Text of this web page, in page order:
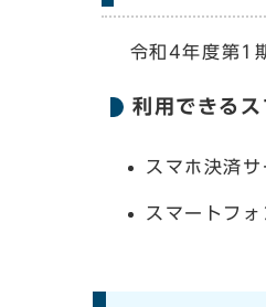
令和4年度第1期
利用できるス
スマホ決済サ
スマートフ